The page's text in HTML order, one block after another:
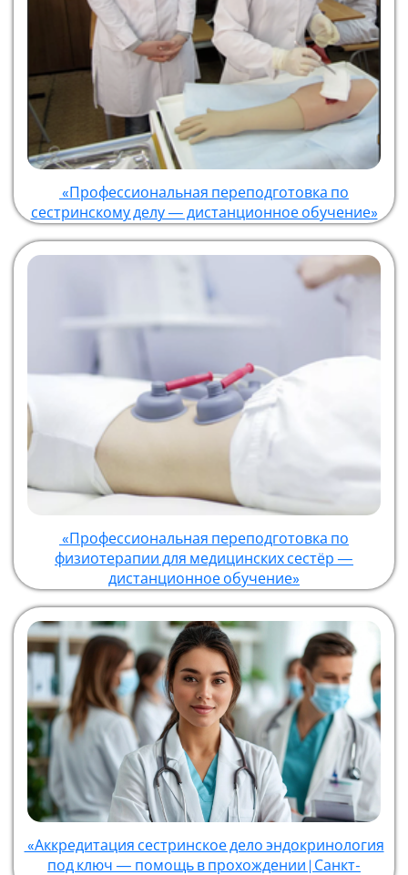
«Профессиональная переподготовка по
сестринскому делу — дистанционное обучение»
«Профессиональная переподготовка по
физиотерапии для медицинских сестёр —
дистанционное обучение»
«Аккредитация сестринское дело эндокринология
под ключ — помощь в прохождении | Санкт-